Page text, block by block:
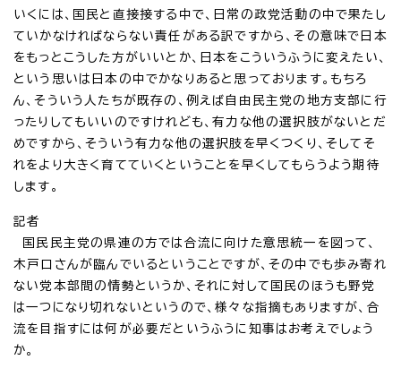
いくには、国民と直接接する中で、日常の政党活動の中で果たし
ていかなければならない責任がある訳ですから、その意味で日本
をもっとこうした方がいいとか、日本をこういうふうに変えたい、
という思いは日本の中でかなりあると思っております。もちろ
ん、そういう人たちが既存の、例えば自由民主党の地方支部に行
ったりしてもいいのですけれども、有力な他の選択肢がないとだ
めですから、そういう有力な他の選択肢を早くつくり、そしてそ
れをより大きく育てていくということを早くしてもらうよう期待
します。
記者
国民民主党の県連の方では合流に向けた意思統一を図って、
木戸口さんが臨んでいるということですが、その中でも歩み寄れ
ない党本部間の情勢というか、それに対して国民のほうも野党
は一つになり切れないというので、様々な指摘もありますが、合
流を目指すには何が必要だというふうに知事はお考えでしょう
か。